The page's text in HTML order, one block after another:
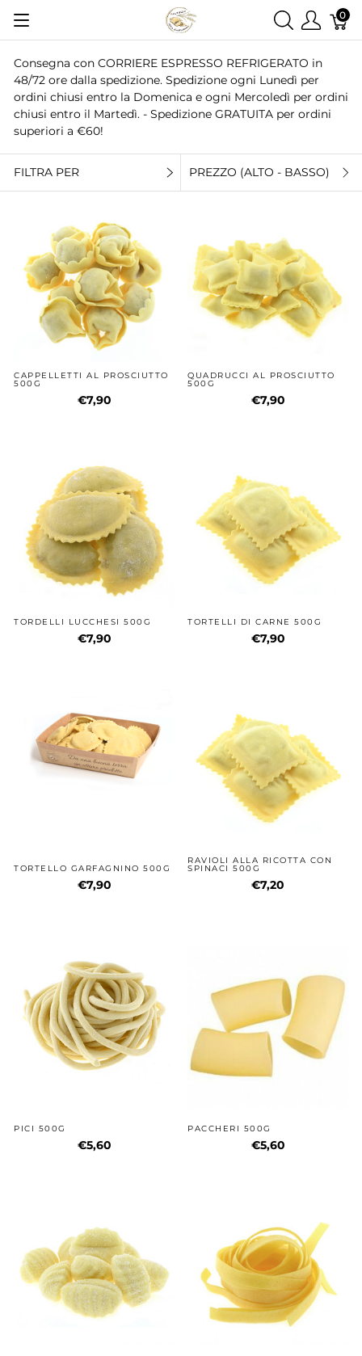
0
Consegna con CORRIERE ESPRESSO REFRIGERATO in
48/72 ore dalla spedizione. Spedizione ogni Lunedì per
ordini chiusi entro la Domenica e ogni Mercoledì per ordini
chiusi entro il Martedì. - Spedizione GRATUITA per ordini
superiori a €60!
FILTRA PER PREZZO (ALTO - BASSO)
CAPPELLETTI AL PROSCIUTTO
500G
€7,90
QUADRUCCI AL PROSCIUTTO
500G
€7,90
TORDELLI LUCCHESI 500G
€7,90
TORTELLI DI CARNE 500G
€7,90
TORTELLO GARFAGNINO 500G
€7,90
RAVIOLI ALLA RICOTTA CON
SPINACI 500G
€7,20
PICI 500G
€5,60
PACCHERI 500G
€5,60